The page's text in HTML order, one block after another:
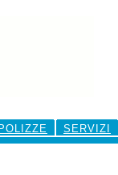
POLIZZE SERVIZI